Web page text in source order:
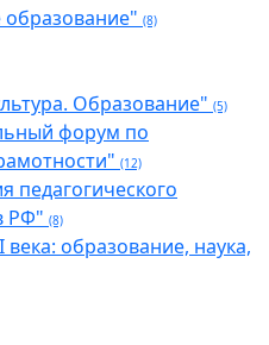
(8)
Образование" (5)
форум по
(12)
педагогического
РФ" (8)
образование, наука,